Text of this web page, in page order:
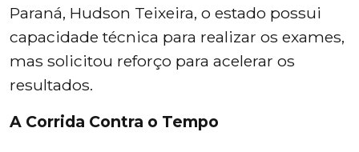
Paraná, Hudson Teixeira, o estado possui
capacidade técnica para realizar os exames,
mas solicitou reforço para acelerar os
resultados.
A Corrida Contra o Tempo